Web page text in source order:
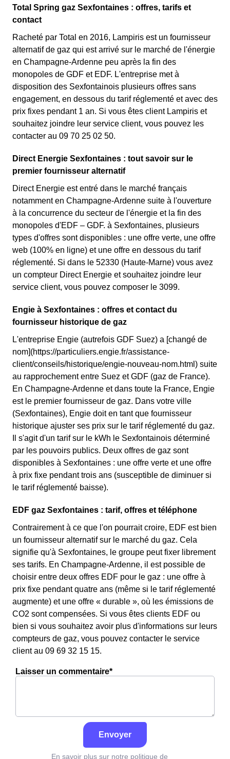
Total Spring gaz Sexfontaines : offres, tarifs et
contact
Racheté par Total en 2016, Lampiris est un fournisseur
alternatif de gaz qui est arrivé sur le marché de l'énergie
en Champagne-Ardenne peu après la fin des
monopoles de GDF et EDF. L'entreprise met à
disposition des Sexfontainois plusieurs offres sans
engagement, en dessous du tarif réglementé et avec des
prix fixes pendant 1 an. Si vous êtes client Lampiris et
souhaitez joindre leur service client, vous pouvez les
contacter au 09 70 25 02 50.
Direct Energie Sexfontaines : tout savoir sur le
premier fournisseur alternatif
Direct Energie est entré dans le marché français
notamment en Champagne-Ardenne suite à l'ouverture
à la concurrence du secteur de l'énergie et la fin des
monopoles d'EDF – GDF. à Sexfontaines, plusieurs
types d'offres sont disponibles : une offre verte, une offre
web (100% en ligne) et une offre en dessous du tarif
réglementé. Si dans le 52330 (Haute-Marne) vous avez
un compteur Direct Energie et souhaitez joindre leur
service client, vous pouvez composer le 3099.
Engie à Sexfontaines : offres et contact du
fournisseur historique de gaz
L'entreprise Engie (autrefois GDF Suez) a [changé de
nom](https://particuliers.engie.fr/assistance-
client/conseils/historique/engie-nouveau-nom.html) suite
au rapprochement entre Suez et GDF (gaz de France).
En Champagne-Ardenne et dans toute la France, Engie
est le premier fournisseur de gaz. Dans votre ville
(Sexfontaines), Engie doit en tant que fournisseur
historique ajuster ses prix sur le tarif réglementé du gaz.
Il s'agit d'un tarif sur le kWh le Sexfontainois déterminé
par les pouvoirs publics. Deux offres de gaz sont
disponibles à Sexfontaines : une offre verte et une offre
à prix fixe pendant trois ans (susceptible de diminuer si
le tarif réglementé baisse).
EDF gaz Sexfontaines : tarif, offres et téléphone
Contrairement à ce que l'on pourrait croire, EDF est bien
un fournisseur alternatif sur le marché du gaz. Cela
signifie qu'à Sexfontaines, le groupe peut fixer librement
ses tarifs. En Champagne-Ardenne, il est possible de
choisir entre deux offres EDF pour le gaz : une offre à
prix fixe pendant quatre ans (même si le tarif réglementé
augmente) et une offre « durable », où les émissions de
CO2 sont compensées. Si vous êtes clients EDF ou
bien si vous souhaitez avoir plus d'informations sur leurs
compteurs de gaz, vous pouvez contacter le service
client au 09 69 32 15 15.
Laisser un commentaire*
Envoyer
En savoir plus sur notre politique de